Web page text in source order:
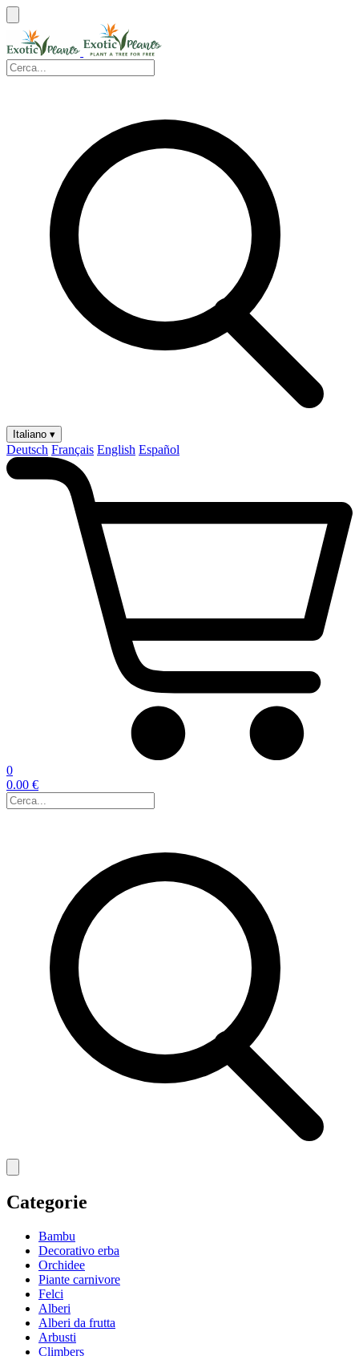
Italiano ▾
Deutsch Français English Español
0
0.00 €
Categorie
Bambu
Decorativo erba
Orchidee
Piante carnivore
Felci
Alberi
Alberi da frutta
Arbusti
Climbers